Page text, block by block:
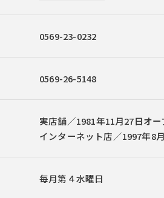
0569-23-0232
0569-26-5148
実店舗／1981年11月27日オー
インターネット店／1997年8
毎月第４水曜日